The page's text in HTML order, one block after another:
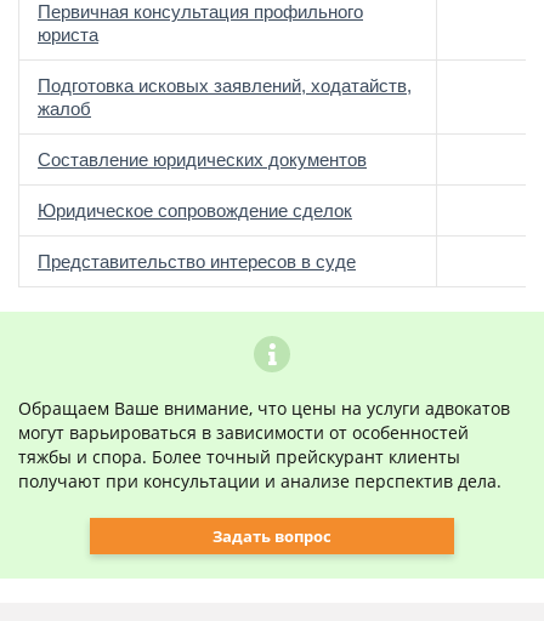
Первичная консультация профильного
юриста
Подготовка исковых заявлений, ходатайств,
жалоб
Составление юридических документов
Юридическое сопровождение сделок
Представительство интересов в суде
Обращаем Ваше внимание, что цены на услуги адвокатов
могут варьироваться в зависимости от особенностей
тяжбы и спора. Более точный прейскурант клиенты
получают при консультации и анализе перспектив дела.
Задать вопрос